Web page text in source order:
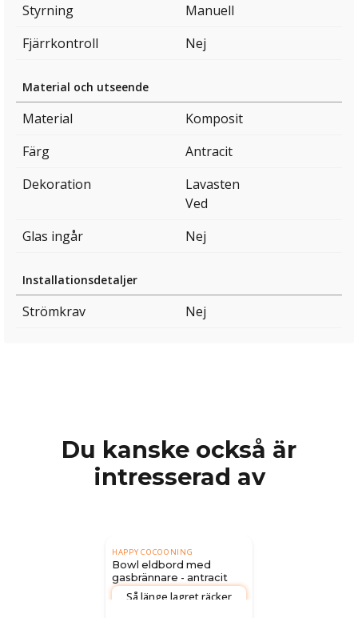
Styrning
Manuell
Fjärrkontroll
Nej
Material och utseende
Material
Komposit
Färg
Antracit
Dekoration
Lavasten
Ved
Glas ingår
Nej
Installationsdetaljer
Strömkrav Nej
Du kanske också är
intresserad av
HAPPY COCOONING
Bowl eldbord med
gasbrännare - antracit
Så länge lagret räcker